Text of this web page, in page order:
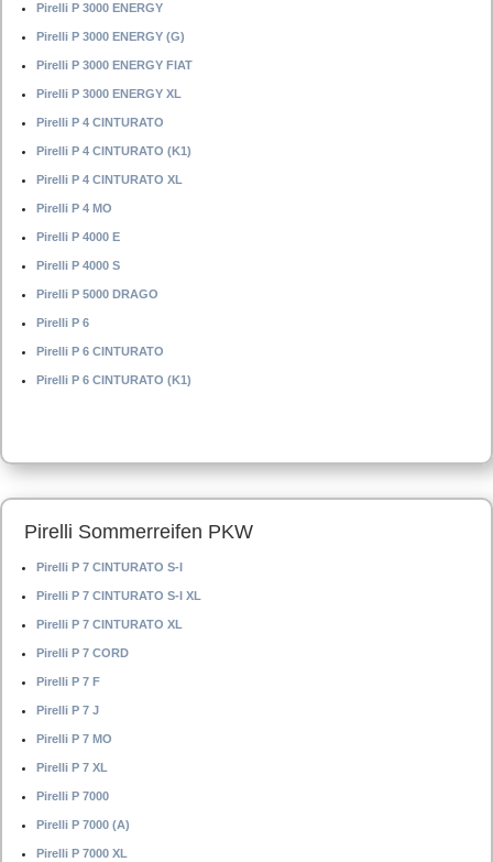
Pirelli P 3000 ENERGY
Pirelli P 3000 ENERGY (G)
Pirelli P 3000 ENERGY FIAT
Pirelli P 3000 ENERGY XL
Pirelli P 4 CINTURATO
Pirelli P 4 CINTURATO (K1)
Pirelli P 4 CINTURATO XL
Pirelli P 4 MO
Pirelli P 4000 E
Pirelli P 4000 S
Pirelli P 5000 DRAGO
Pirelli P 6
Pirelli P 6 CINTURATO
Pirelli P 6 CINTURATO (K1)
Pirelli Sommerreifen PKW
Pirelli P 7 CINTURATO S-I
Pirelli P 7 CINTURATO S-I XL
Pirelli P 7 CINTURATO XL
Pirelli P 7 CORD
Pirelli P 7 F
Pirelli P 7 J
Pirelli P 7 MO
Pirelli P 7 XL
Pirelli P 7000
Pirelli P 7000 (A)
Pirelli P 7000 XL